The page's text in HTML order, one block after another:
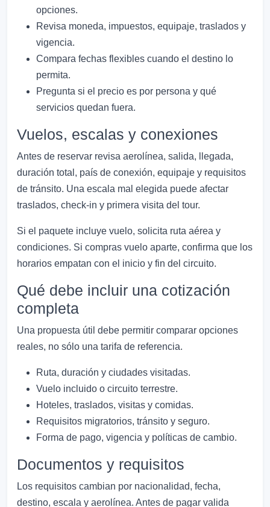
opciones.
Revisa moneda, impuestos, equipaje, traslados y
vigencia.
Compara fechas flexibles cuando el destino lo
permita.
Pregunta si el precio es por persona y qué
servicios quedan fuera.
Vuelos, escalas y conexiones
Antes de reservar revisa aerolínea, salida, llegada,
duración total, país de conexión, equipaje y requisitos
de tránsito. Una escala mal elegida puede afectar
traslados, check-in y primera visita del tour.
Si el paquete incluye vuelo, solicita ruta aérea y
condiciones. Si compras vuelo aparte, confirma que los
horarios empatan con el inicio y fin del circuito.
Qué debe incluir una cotización
completa
Una propuesta útil debe permitir comparar opciones
reales, no sólo una tarifa de referencia.
Ruta, duración y ciudades visitadas.
Vuelo incluido o circuito terrestre.
Hoteles, traslados, visitas y comidas.
Requisitos migratorios, tránsito y seguro.
Forma de pago, vigencia y políticas de cambio.
Documentos y requisitos
Los requisitos cambian por nacionalidad, fecha,
destino, escala y aerolínea. Antes de pagar valida